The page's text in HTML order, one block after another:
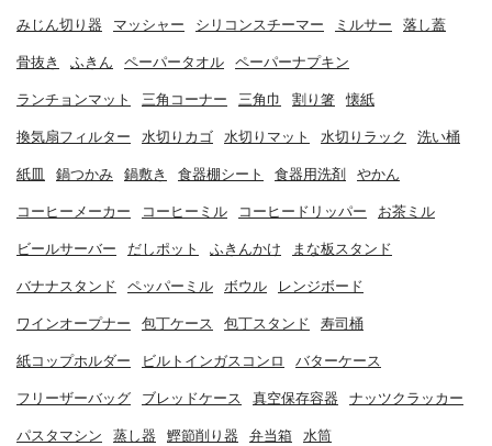
みじん切り器 マッシャー シリコンスチーマー ミルサー 落し蓋
骨抜き ふきん ペーパータオル ペーパーナプキン
ランチョンマット 三角コーナー 三角巾 割り箸 懐紙
換気扇フィルター 水切りカゴ 水切りマット 水切りラック 洗い桶
紙皿 鍋つかみ 鍋敷き 食器棚シート 食器用洗剤 やかん
コーヒーメーカー コーヒーミル コーヒードリッパー お茶ミル
ビールサーバー だしポット ふきんかけ まな板スタンド
バナナスタンド ペッパーミル ボウル レンジボード
ワインオープナー 包丁ケース 包丁スタンド 寿司桶
紙コップホルダー ビルトインガスコンロ バターケース
フリーザーバッグ ブレッドケース 真空保存容器 ナッツクラッカー
パスタマシン 蒸し器 鰹節削り器 弁当箱 水筒